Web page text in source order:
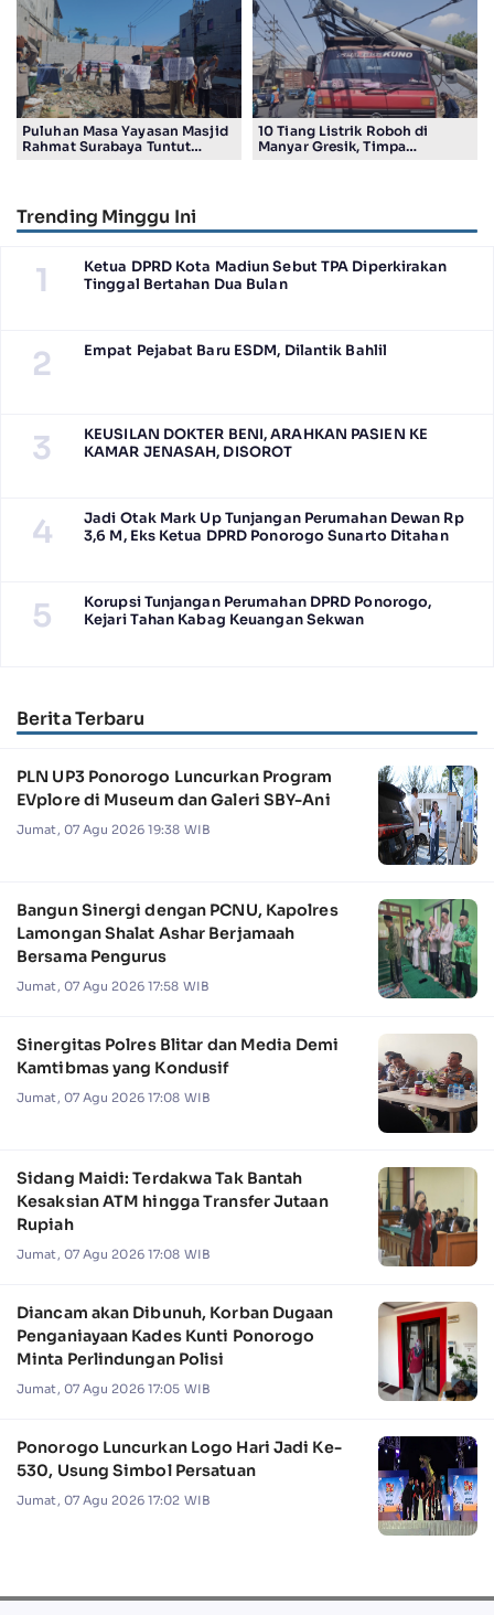
Puluhan Masa Yayasan Masjid
Rahmat Surabaya Tuntut
10 Tiang Listrik Roboh di
Manyar Gresik, Timpa
Trending Minggu Ini
1
Ketua DPRD Kota Madiun Sebut TPA Diperkirakan
Tinggal Bertahan Dua Bulan
2 Empat Pejabat Baru ESDM, Dilantik Bahlil
3
KEUSILAN DOKTER BENI, ARAHKAN PASIEN KE
KAMAR JENASAH, DISOROT
4
Jadi Otak Mark Up Tunjangan Perumahan Dewan Rp
3,6 M, Eks Ketua DPRD Ponorogo Sunarto Ditahan
5
Korupsi Tunjangan Perumahan DPRD Ponorogo,
Kejari Tahan Kabag Keuangan Sekwan
Berita Terbaru
PLN UP3 Ponorogo Luncurkan Program
EVplore di Museum dan Galeri SBY-Ani
Jumat, 07 Agu 2026 19:38 WIB
Bangun Sinergi dengan PCNU, Kapolres
Lamongan Shalat Ashar Berjamaah
Bersama Pengurus
Jumat, 07 Agu 2026 17:58 WIB
Sinergitas Polres Blitar dan Media Demi
Kamtibmas yang Kondusif
Jumat, 07 Agu 2026 17:08 WIB
Sidang Maidi: Terdakwa Tak Bantah
Kesaksian ATM hingga Transfer Jutaan
Rupiah
Jumat, 07 Agu 2026 17:08 WIB
Diancam akan Dibunuh, Korban Dugaan
Penganiayaan Kades Kunti Ponorogo
Minta Perlindungan Polisi
Jumat, 07 Agu 2026 17:05 WIB
Ponorogo Luncurkan Logo Hari Jadi Ke-
530, Usung Simbol Persatuan
Jumat, 07 Agu 2026 17:02 WIB